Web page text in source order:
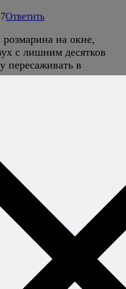
Ответить
на окне,
с лишним десятков
пересаживать в
насчет упаковки
должен не
в базилике?
копировали из
автор.
в базилике?
копировали из
автор.